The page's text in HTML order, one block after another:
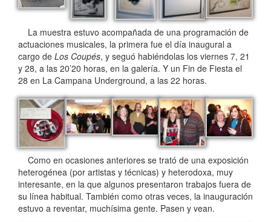
La muestra estuvo acompañada de una programación de
actuaciones musicales, la primera fue el día inaugural a
cargo de Los Coupés, y seguó habiéndolas los viernes 7, 21
y 28, a las 20’20 horas, en la galería. Y un Fin de Fiesta el
28 en La Campana Underground, a las 22 horas.
Como en ocasiones anteriores se trató de una exposición
heterogénea (por artistas y técnicas) y heterodoxa, muy
interesante, en la que algunos presentaron trabajos fuera de
su línea habitual. También como otras veces, la inauguración
estuvo a reventar, muchísima gente. Pasen y vean.